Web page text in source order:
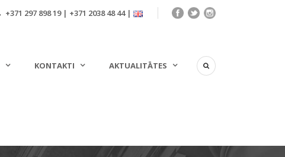
+371 297 898 19 | +371 2038 48 44 |
KONTAKTI AKTUALITĀTES